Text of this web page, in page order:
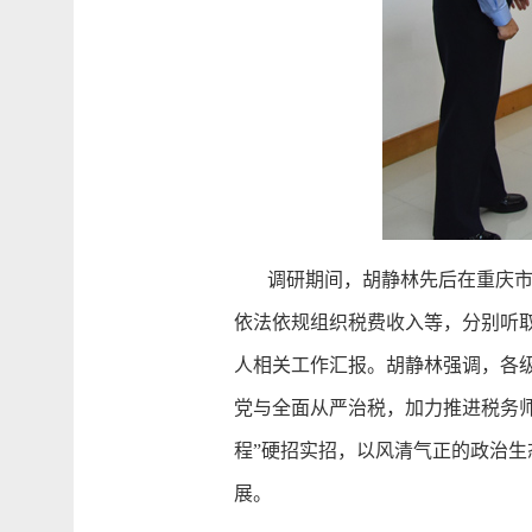
调研期间，胡静林先后在重庆市
依法依规组织税费收入等，分别听
人相关工作汇报。胡静林强调，各
党与全面从严治税，加力推进税务
程”硬招实招，以风清气正的政治
展。